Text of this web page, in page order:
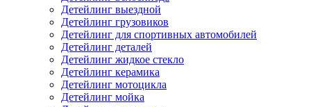
Детейлинг выездной
Детейлинг грузовиков
Детейлинг для спортивных автомобилей
Детейлинг деталей
Детейлинг жидкое стекло
Детейлинг керамика
Детейлинг мотоцикла
Детейлинг мойка